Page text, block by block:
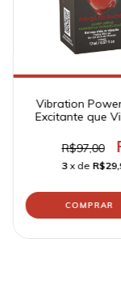
Vibration
Excitante que
R$97,00
3 x de